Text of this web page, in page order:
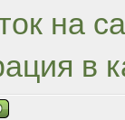
на
в